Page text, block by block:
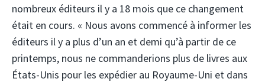
nombreux éditeurs il y a 18 mois que ce changement
était en cours. « Nous avons commencé à informer les
éditeurs il y a plus d’un an et demi qu’à partir de ce
printemps, nous ne commanderions plus de livres aux
États-Unis pour les expédier au Royaume-Uni et dans